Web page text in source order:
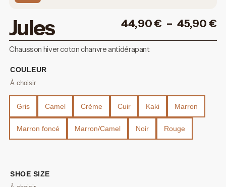
Jules 44,90€ – 45,90€
Chausson hiver coton chanvre antidérapant
COULEUR
Gris Camel Crème Cuir Kaki Marron
Marron foncé Marron/Camel Noir Rouge
SHOE SIZE